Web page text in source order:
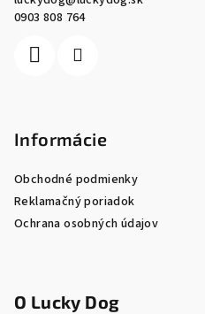
0903 808 764
Informácie
Obchodné podmienky
Reklamačný poriadok
Ochrana osobných údajov
O Lucky Dog